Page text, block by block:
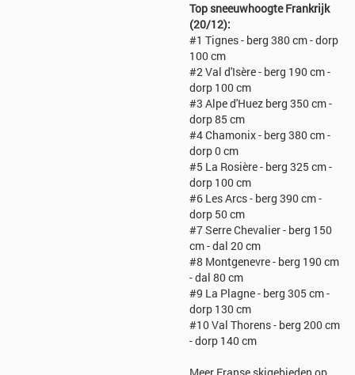
Top sneeuwhoogte Frankrijk
(20/12):
#1 Tignes - berg 380 cm - dorp
100 cm
#2 Val d'Isère - berg 190 cm -
dorp 100 cm
#3 Alpe d'Huez berg 350 cm -
dorp 85 cm
#4 Chamonix - berg 380 cm -
dorp 0 cm
#5 La Rosière - berg 325 cm -
dorp 100 cm
#6 Les Arcs - berg 390 cm -
dorp 50 cm
#7 Serre Chevalier - berg 150
cm - dal 20 cm
#8 Montgenevre - berg 190 cm
- dal 80 cm
#9 La Plagne - berg 305 cm -
dorp 130 cm
#10 Val Thorens - berg 200 cm
- dorp 140 cm